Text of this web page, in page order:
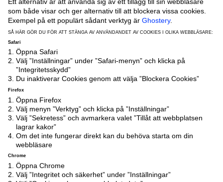
som både visar och ger alternativ till att blockera vissa cookies.
Exempel på ett populärt sådant verktyg är Ghostery.
SÅ HÄR GÖR DU FÖR ATT STÄNGA AV ANVÄNDANDET AV COOKIES I OLIKA WEBBLÄSARE:
Safari
Öppna Safari
Välj ”Inställningar” under ”Safari-menyn” och klicka på
”Integritetsskydd”
Du inaktiverar Cookies genom att välja ”Blockera Cookies”
Firefox
Öppna Firefox
Välj menyn ”Verktyg” och klicka på ”Inställningar”
Välj ”Sekretess” och avmarkera valet ”Tillåt att webbplatsen
lagrar kakor”
Om det inte fungerar direkt kan du behöva starta om din
webbläsare
Chrome
Öppna Chrome
Välj ”Integritet och säkerhet” under ”Inställningar”